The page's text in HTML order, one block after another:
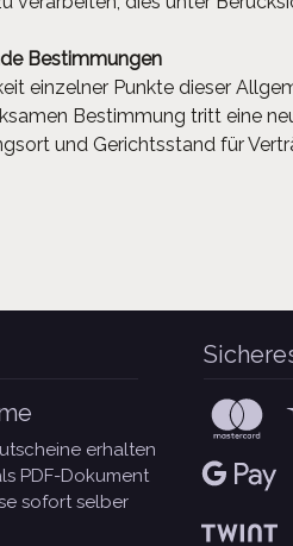
Bestimmungen
einzelner Punkte dieser
Bestimmung tritt eine
und Gerichtsstand für
erhalten
PDF-Dokument
sofort selber